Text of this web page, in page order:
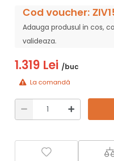
Cod voucher:
Adauga produsul in cos,
valideaza.
1.319 Lei /buc
La comandă